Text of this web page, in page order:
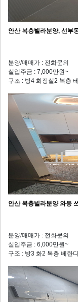
안산 복층빌라분양, 선부
분양/매매가 : 전화문의
실입주금 : 7,000만원~
구조 : 방4 화장실2 복층
안산 복층빌라분양 와동
분양/매매가 : 전화문의
실입주금 : 6,000만원~
구조 : 방3 화2 복층 베란